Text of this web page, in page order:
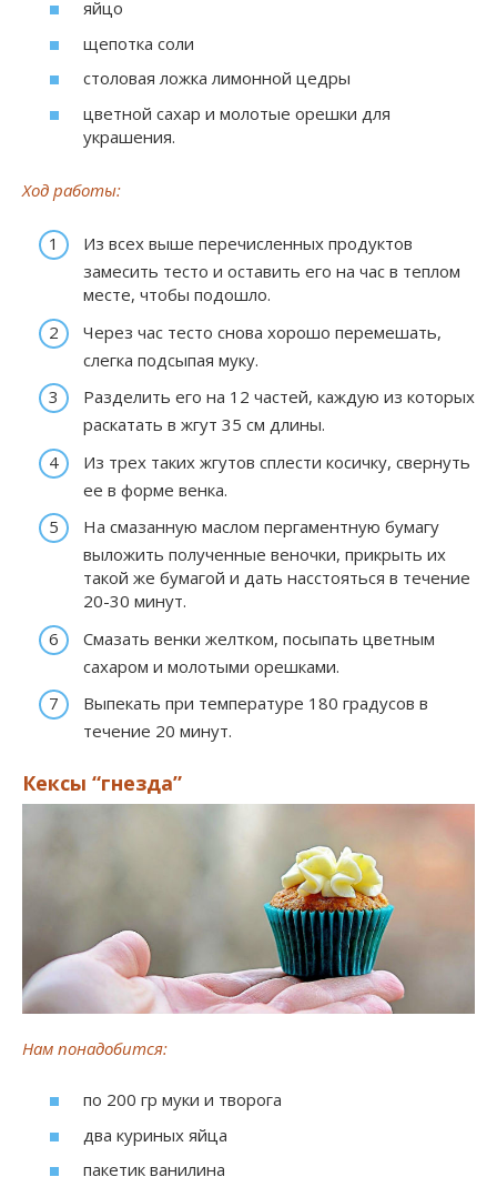
яйцо
щепотка соли
столовая ложка лимонной цедры
цветной сахар и молотые орешки для
украшения.
Ход работы:
Из всех выше перечисленных продуктов
замесить тесто и оставить его на час в теплом
месте, чтобы подошло.
Через час тесто снова хорошо перемешать,
слегка подсыпая муку.
Разделить его на 12 частей, каждую из которых
раскатать в жгут 35 см длины.
Из трех таких жгутов сплести косичку, свернуть
ее в форме венка.
На смазанную маслом пергаментную бумагу
выложить полученные веночки, прикрыть их
такой же бумагой и дать насстояться в течение
20-30 минут.
Смазать венки желтком, посыпать цветным
сахаром и молотыми орешками.
Выпекать при температуре 180 градусов в
течение 20 минут.
Кексы “гнезда”
Нам понадобится:
по 200 гр муки и творога
два куриных яйца
пакетик ванилина